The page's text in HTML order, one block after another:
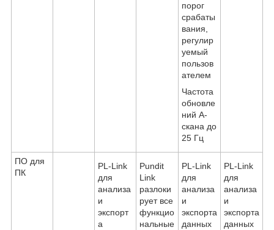
порог
срабаты
вания,
регулир
уемый
пользов
ателем
Частота
обновле
ний A-
скана до
25 Гц
ПО для
ПК
PL-Link
для
анализа
и
экспорт
а
Pundit
Link
разлоки
рует все
функцио
нальные
PL-Link
для
анализа
и
экспорта
данных
PL-Link
для
анализа
и
экспорта
данных